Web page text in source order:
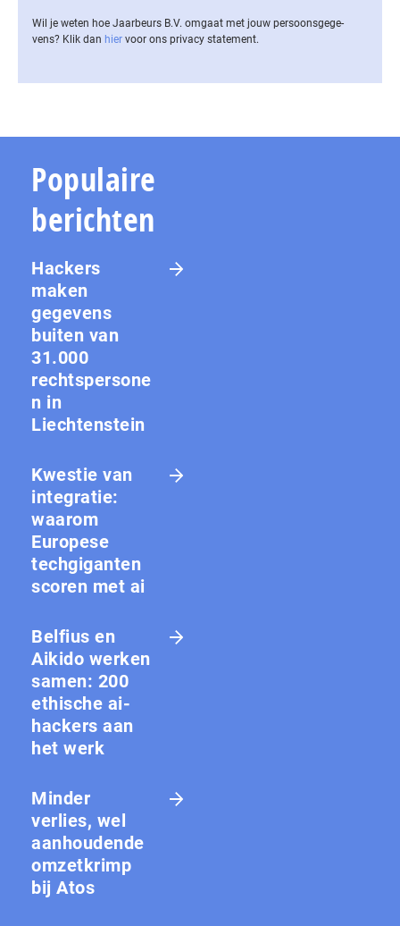
Wil je weten hoe Jaarbeurs B.V. omgaat met jouw per­soons­ge­ge­
vens? Klik dan hier voor ons privacy statement.
Populaire
berichten
Hackers
maken
gegevens
buiten van
31.000
rechtspersone
n in
Liechtenstein
Kwestie van
integratie:
waarom
Europese
techgiganten
scoren met ai
Belfius en
Aikido werken
samen: 200
ethische ai-
hackers aan
het werk
Minder
verlies, wel
aanhoudende
omzetkrimp
bij Atos